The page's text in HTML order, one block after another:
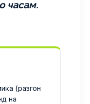
часам.
(разгон
на